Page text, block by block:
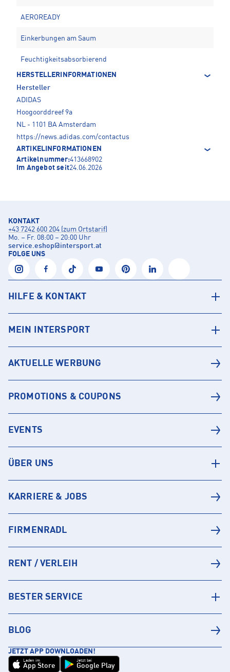
AEROREADY
Einkerbungen am Saum
Feuchtigkeitsabsorbierend
HERSTELLERINFORMATIONEN
Hersteller
ADIDAS
Hoogoorddreef 9a
NL - 1101 BA Amsterdam
https://news.adidas.com/contactus
ARTIKELINFORMATIONEN
Artikelnummer:413668902
Im Angebot seit24.06.2026
KONTAKT
+43 7242 600 204 (zum Ortstarif)
Mo. – Fr. 08:00 – 20:00 Uhr
service.eshop@intersport.at
FOLGE UNS
HILFE & KONTAKT
MEIN INTERSPORT
AKTUELLE WERBUNG
PROMOTIONS & COUPONS
EVENTS
ÜBER UNS
KARRIERE & JOBS
FIRMENRADL
RENT / VERLEIH
BESTER SERVICE
BLOG
JETZT APP DOWNLOADEN!
Laden im
App Store
Jetzt bei
Google Play